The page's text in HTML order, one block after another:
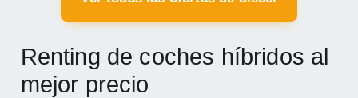
Renting de coches híbridos al
mejor precio